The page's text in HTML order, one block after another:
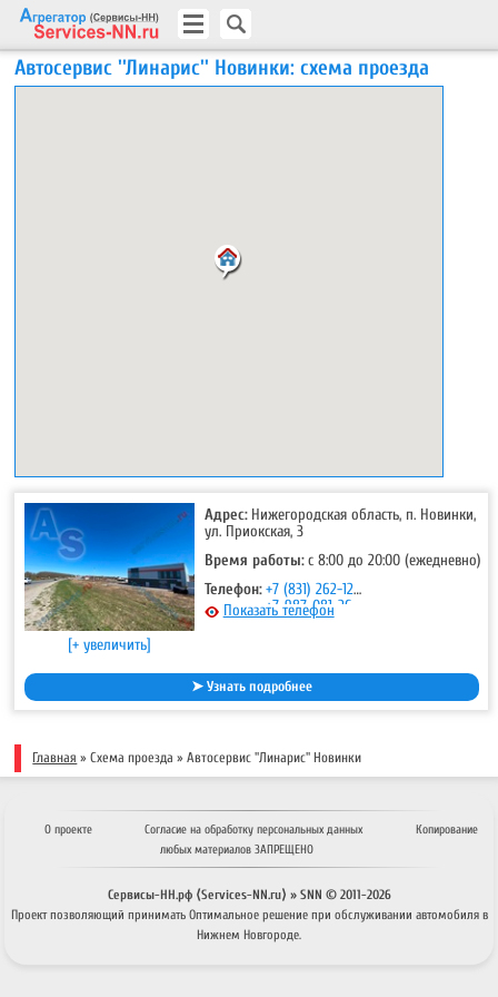
Автосервис ''Линарис'' Новинки: схема проезда
[+ увеличить]
Адрес: Нижегородская область, п. Новинки,
ул. Приокская, 3
Время работы: с 8:00 до 20:00 (ежедневно)
Телефон:
+7 (831) 262-12-18
+7-987-081-26-25
Показать телефон
➤ Узнать подробнее
Главная »Схема проезда »Автосервис ''Линарис'' Новинки
О проекте Согласие на обработку персональных данных
Копирование
любых материалов ЗАПРЕЩЕНО
Сервисы-НН.рф ⟨Services-NN.ru⟩ » SNN © 2011-2026
Проект позволяющий принимать Оптимальное решениепри обслуживании автомобиля в
Нижнем Новгороде.